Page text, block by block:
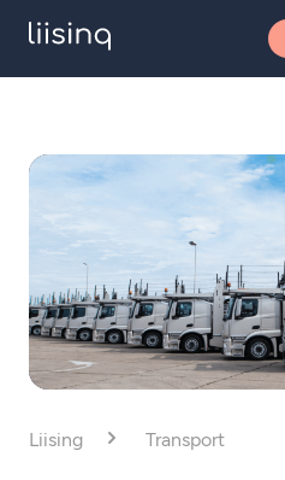
Liising Transport